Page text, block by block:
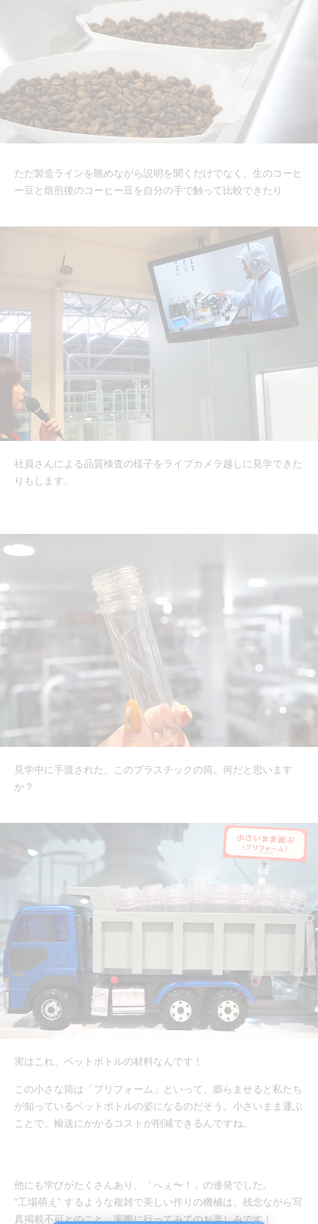
ただ製造ラインを眺めながら説明を聞くだけでなく、生のコーヒ
ー豆と焙煎後のコーヒー豆を自分の手で触って比較できたり
社員さんによる品質検査の様子をライブカメラ越しに見学できた
りもします。
見学中に手渡された、このプラスチックの筒。何だと思います
か？
実はこれ、ペットボトルの材料なんです！
この小さな筒は「プリフォーム」といって、膨らませると私たち
が知っているペットボトルの姿になるのだそう。小さいまま運ぶ
ことで、輸送にかかるコストが削減できるんですね。
他にも学びがたくさんあり、「へぇ〜！」の連発でした。
“工場萌え” するような複雑で美しい作りの機械は、残念ながら写
真掲載不可とのこと。実際に行ってみてのお楽しみです！